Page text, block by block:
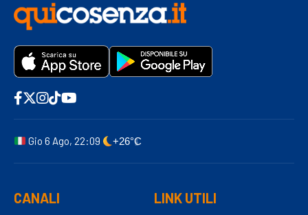
Gio 6 Ago, 22:09 +26°C
CANALI LINK UTILI